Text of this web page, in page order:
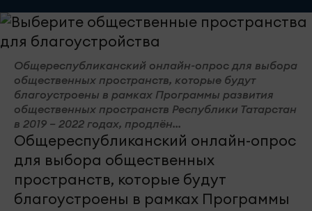
Общереспубликанский онлайн-опрос для выбора
общественных пространств, которые будут
благоустроены в рамках Программы развития
общественных пространств Республики Татарстан
в 2019 – 2022 годах, продлён...
Общереспубликанский онлайн-опрос
для выбора общественных
пространств, которые будут
благоустроены в рамках Программы